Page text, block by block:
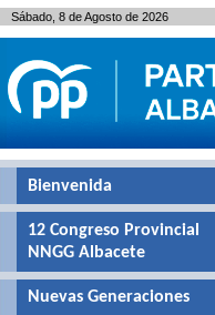
Bienvenida
12 Congreso Provincial
NNGG Albacete
Nuevas Generaciones
Sábado, 8 de Agosto de 2026